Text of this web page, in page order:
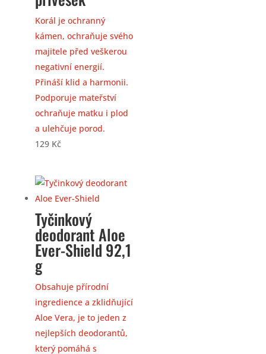
Korál je ochranný
kámen, ochraňuje svého
majitele před veškerou
negativní energií.
Přináší klid a harmonii.
Podporuje mateřství
ochraňuje matku i plod
a ulehčuje porod.
129 Kč
Tyčinkový
deodorant Aloe
Ever-Shield 92,1
g
Obsahuje přírodní
ingredience a zklidňující
Aloe Vera, je to jeden z
nejlepších deodorantů,
který pomáhá s